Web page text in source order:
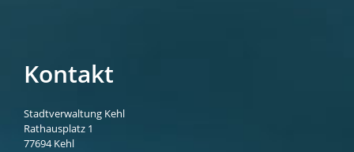
Kontakt
Stadtverwaltung Kehl
Rathausplatz 1
77694 Kehl